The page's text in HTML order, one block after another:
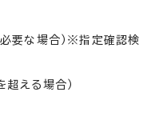
必要な場合）※指定確認検
超える場合）